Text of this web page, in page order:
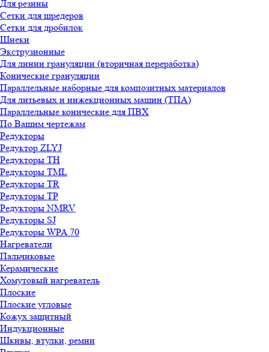
Для резины
Сетки для шредеров
Сетки для дробилок
Шнеки
Экструзионные
Для линии грануляции (вторичная переработка)
Конические грануляции
Параллельные наборные для композитных материалов
Для литьевых и инжекционных машин (ТПА)
Параллельные конические для ПВХ
По Вашим чертежам
Редукторы
Редуктор ZLYJ
Редукторы TH
Редукторы TML
Редукторы TR
Редукторы TP
Редукторы NMRV
Редукторы SJ
Редукторы WPA 70
Нагреватели
Пальчиковые
Керамические
Хомутовый нагреватель
Плоские
Плоские угловые
Кожух защитный
Индукционные
Шкивы, втулки, ремни